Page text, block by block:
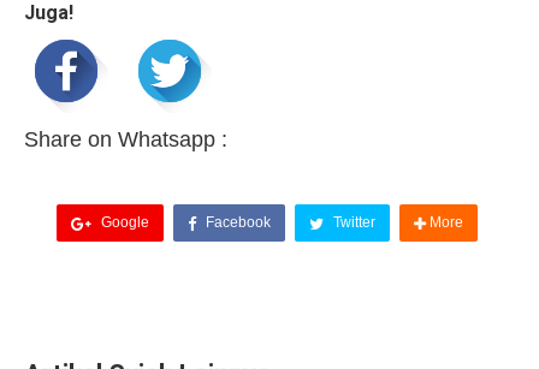
Juga!
Share on Whatsapp :
Google Facebook Twitter More